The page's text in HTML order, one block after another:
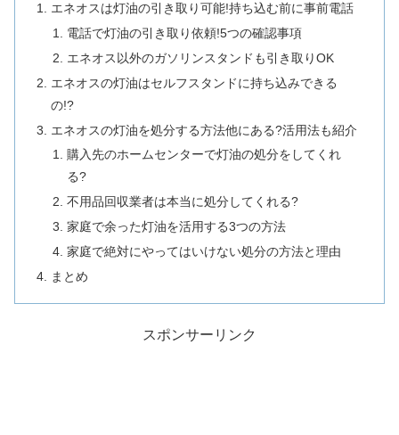
エネオスは灯油の引き取り可能!持ち込む前に事前電話
電話で灯油の引き取り依頼!5つの確認事項
エネオス以外のガソリンスタンドも引き取りOK
エネオスの灯油はセルフスタンドに持ち込みできる
の!?
エネオスの灯油を処分する方法他にある?活用法も紹介
購入先のホームセンターで灯油の処分をしてくれ
る?
不用品回収業者は本当に処分してくれる?
家庭で余った灯油を活用する3つの方法
家庭で絶対にやってはいけない処分の方法と理由
まとめ
スポンサーリンク